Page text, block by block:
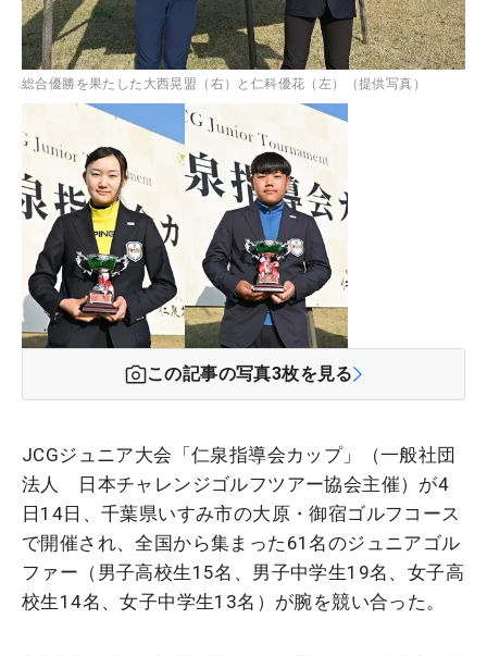
総合優勝を果たした大西晃盟（右）と仁科優花（左）（提供写真）
この記事の写真3枚を見る
JCGジュニア大会「仁泉指導会カップ」（一般社団
法人 日本チャレンジゴルフツアー協会主催）が4
日14日、千葉県いすみ市の大原・御宿ゴルフコース
で開催され、全国から集まった61名のジュニアゴル
ファー（男子高校生15名、男子中学生19名、女子高
校生14名、女子中学生13名）が腕を競い合った。